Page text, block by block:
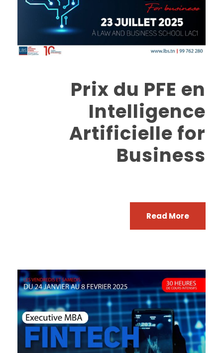
Prix du PFE en
Intelligence
Artificielle for
Business
Read More